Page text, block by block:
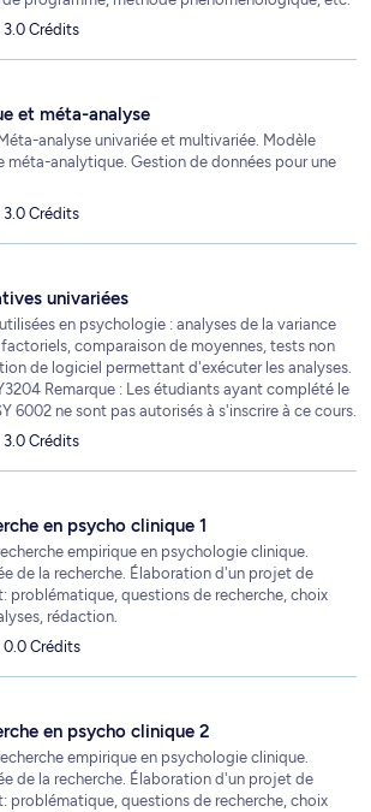
3.0 Crédits
et méta-analyse
analyse univariée et multivariée. Modèle
analytique. Gestion de données pour une
3.0 Crédits
univariées
en psychologie : analyses de la variance
comparaison de moyennes, tests non
de logiciel permettant d'exécuter les analyses.
Remarque : Les étudiants ayant complété le
6002 ne sont pas autorisés à s'inscrire à ce cours.
3.0 Crédits
en psycho clinique 1
empirique en psychologie clinique.
de la recherche. Élaboration d'un projet de
problématique, questions de recherche, choix
rédaction.
0.0 Crédits
en psycho clinique 2
empirique en psychologie clinique.
de la recherche. Élaboration d'un projet de
problématique, questions de recherche, choix